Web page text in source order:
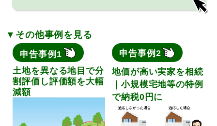
▼その他事例を見る
申告事例1
土地を異なる地目で分
割評価し評価額を大幅
減額
申告事例2
地価が高い実家を相続
｜小規模宅地等の特例
で納税0円に